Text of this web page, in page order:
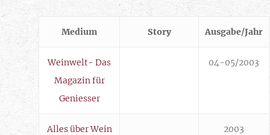
Medium Story Ausgabe/Jahr
Weinwelt- Das
Magazin für
Geniesser
04-05/2003
Alles über Wein 2003